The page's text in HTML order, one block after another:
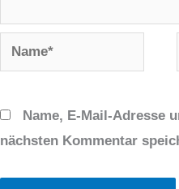
Name*
Name, E-Mail-Adresse
nächsten Kommentar